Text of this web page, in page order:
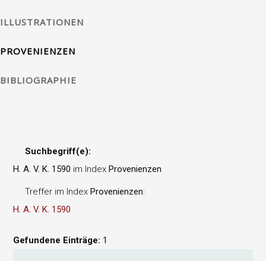
ILLUSTRATIONEN
PROVENIENZEN
BIBLIOGRAPHIE
Suchbegriff(e):
H. A. V. K. 1590 im IndexProvenienzen
Treffer im IndexProvenienzen:
H. A. V. K. 1590
Gefundene Einträge: 1